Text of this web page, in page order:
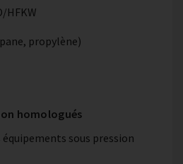
HFKW
propylène)
homologués
équipements sous pression